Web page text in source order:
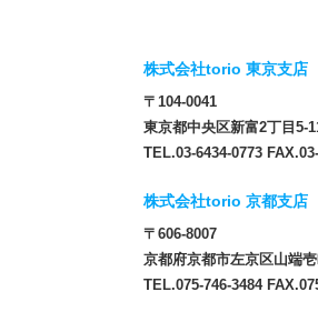
株式会社torio 東京支店
〒104-0041
東京都中央区新富2丁目
TEL.03-6434-0773
株式会社torio 京都支店
〒606-8007
京都府京都市左京区山端
TEL.075-746-3484